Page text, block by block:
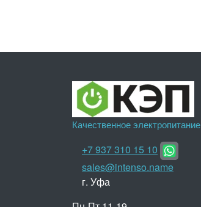
Качественное электропитание
+7 937 310 15 10
sales@intenso.name
г. Уфа